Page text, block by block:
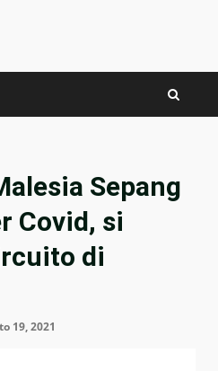
Sepang
Covid, si
di
19, 2021